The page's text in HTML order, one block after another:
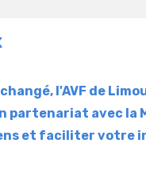
l'AVF de
partenariat avec la
et faciliter votre